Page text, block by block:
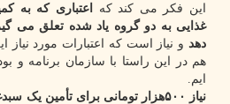
این فکر می کند که اعتباری که به
غذایی به دو گروه یاد شده تعلق می
دهد و نیاز است که اعتبارات مورد نیاز
هم در این راستا با سازمان برنامه و
ایم.
نیاز ۵۰۰هزار تومانی برای تأمین یک سبدغذاییِ حداقلی